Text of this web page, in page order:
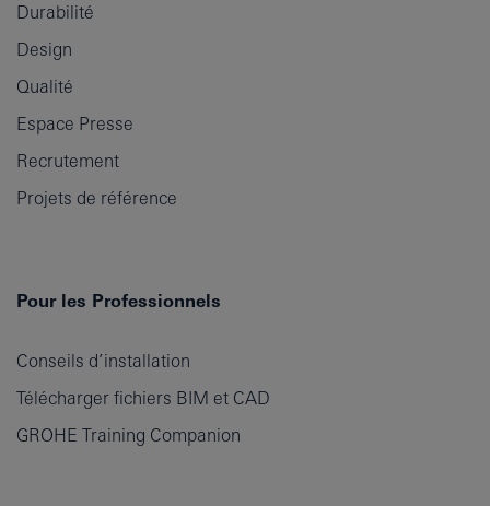
Durabilité
Design
Qualité
Espace Presse
Recrutement
Projets de référence
Pour les Professionnels
Conseils d’installation
Télécharger fichiers BIM et CAD
GROHE Training Companion